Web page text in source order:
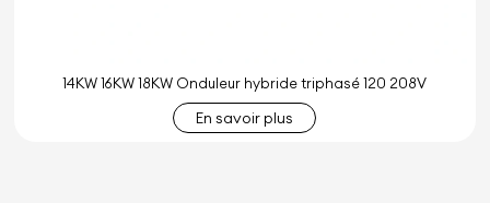
14KW 16KW 18KW Onduleur hybride triphasé 120 208V
En savoir plus